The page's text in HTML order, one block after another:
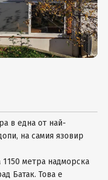
в една от най-
на самия язовир
метра надморска
Батак. Това е